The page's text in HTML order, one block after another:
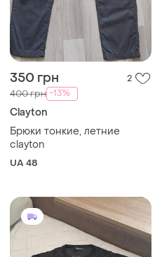
350 грн 2
400 грн -13%
Clayton
Брюки тонкие, летние
clayton
UA 48